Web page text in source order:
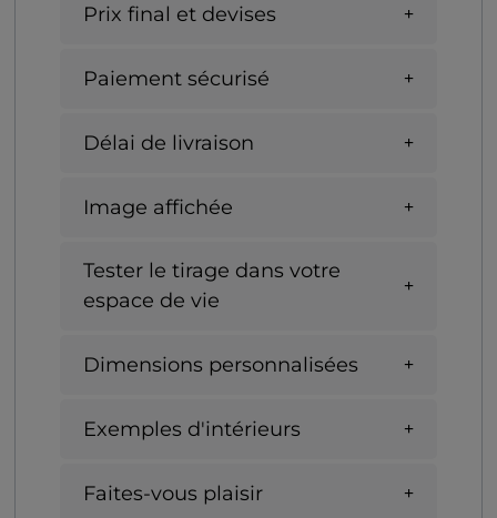
Prix final et devises
Paiement sécurisé
Délai de livraison
Image affichée
Tester le tirage dans votre
espace de vie
Dimensions personnalisées
Exemples d'intérieurs
Faites-vous plaisir